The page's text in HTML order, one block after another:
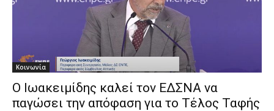
Κοινωνία
Ο Ιωακειμίδης καλεί τον ΕΔΣΝΑ να
παγώσει την απόφαση για το Τέλος Ταφής